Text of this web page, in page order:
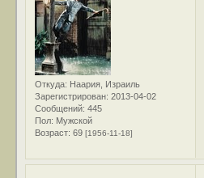
Откуда: Наария, Израиль
Зарегистрирован: 2013-04-02
Сообщений: 445
Пол: Мужской
Возраст: 69[1956-11-18]